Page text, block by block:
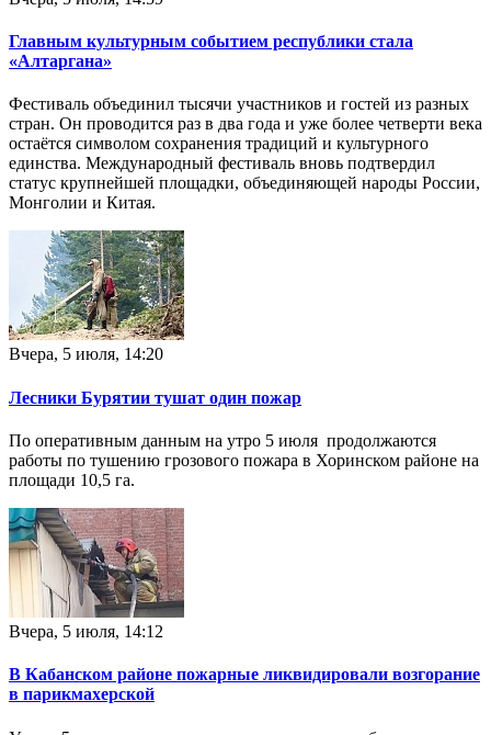
Главным культурным событием республики стала
«Алтаргана»
Фестиваль объединил тысячи участников и гостей из разных
стран. Он проводится раз в два года и уже более четверти века
остаётся символом сохранения традиций и культурного
единства. Международный фестиваль вновь подтвердил
статус крупнейшей площадки, объединяющей народы России,
Монголии и Китая.
Вчера, 5 июля, 14:20
Лесники Бурятии тушат один пожар
По оперативным данным на утро 5 июля продолжаются
работы по тушению грозового пожара в Хоринском районе на
площади 10,5 га.
Вчера, 5 июля, 14:12
В Кабанском районе пожарные ликвидировали возгорание
в парикмахерской